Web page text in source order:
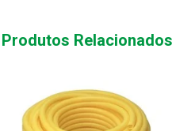
Produtos Relacionados